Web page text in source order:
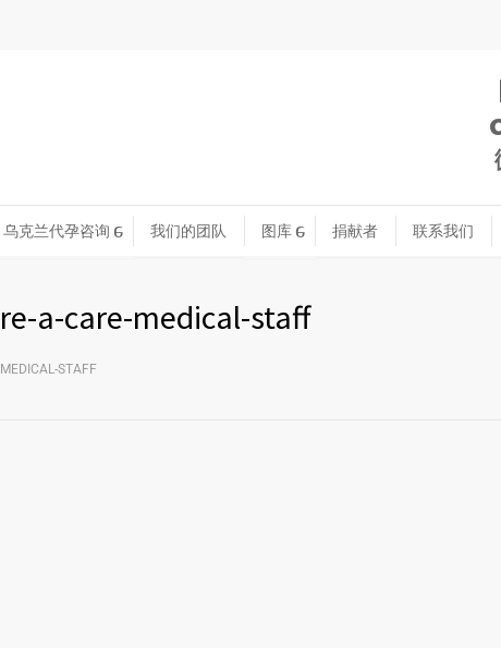
乌克兰代孕咨询 我们的团队 图库 捐献者 联系我们
a-care-medical-staff
STAFF